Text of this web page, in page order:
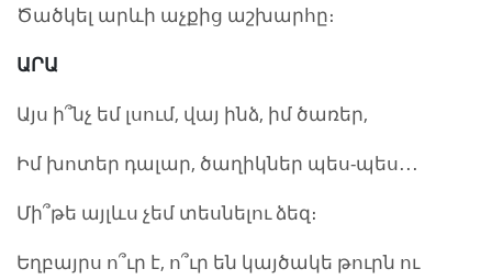
Ծածկել արևի աչքից աշխարհը։
ԱՐԱ
Այս ի՞նչ եմ լսում, վայ ինձ, իմ ծառեր,
Իմ խոտեր դալար, ծաղիկներ պես-պես․․․
Մի՞թե այլևս չեմ տեսնելու ձեզ։
Եղբայրս ո՞ւր է, ո՞ւր են կայծակե թուրն ու